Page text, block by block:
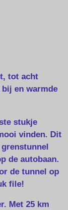
tot acht
en warmde
stukje
vinden. Dit
de autobaan.
de tunnel op
file!
Met 25 km